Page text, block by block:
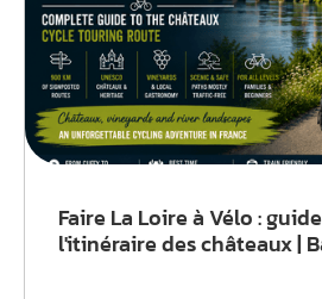
Faire La Loire à Vélo :
l'itinéraire des châteaux |